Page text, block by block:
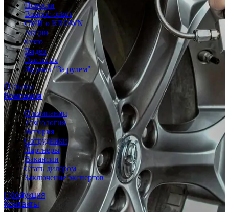
Новости
Вопрос-ответ
СМИ о KROWN
Акции
Фото
Видео
Экология
Журнал "За рулем"
Отзывы
Компания
О компании
Технология
История
Сотрудники
Партнеры
Вакансии
Стать дилером
Заключение экспертов
Продукция
Контакты